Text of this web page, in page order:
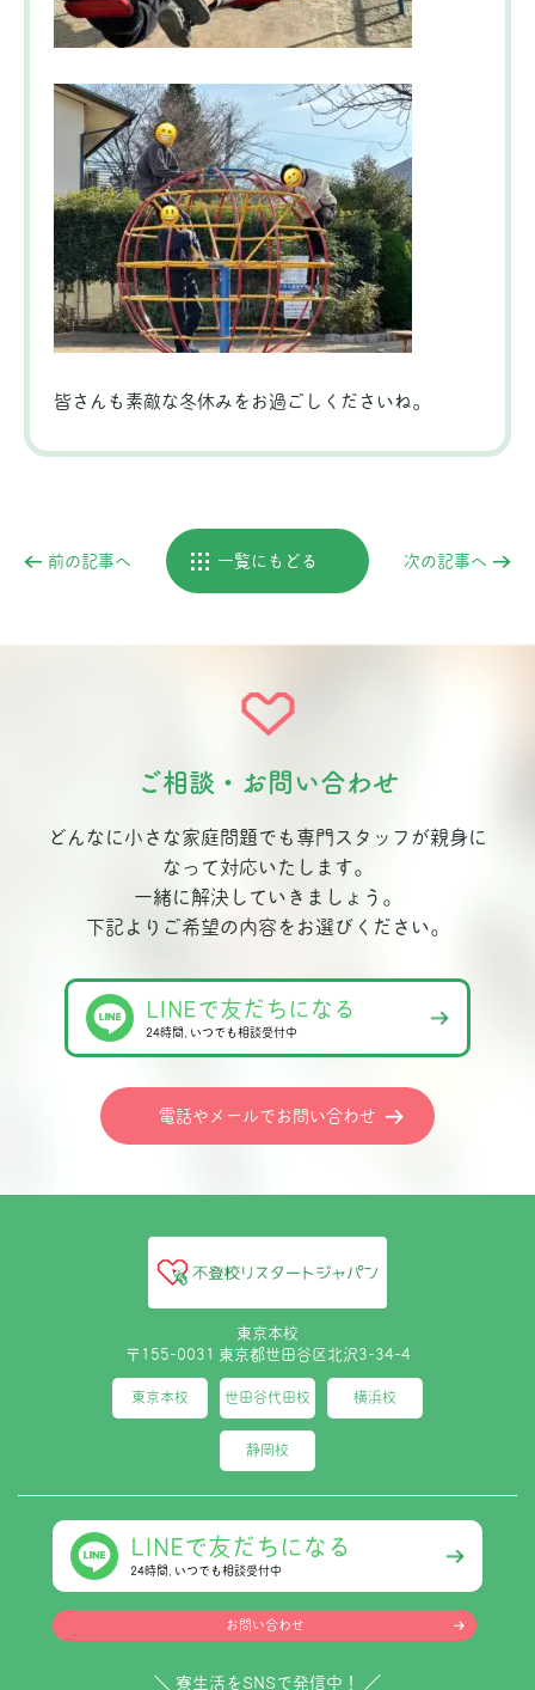
皆さんも素敵な冬休みをお過ごしくださいね。
前の記事へ 一覧にもどる 次の記事へ
ご相談・お問い合わせ
どんなに小さな家庭問題でも専門スタッフが親身に
なって対応いたします。
一緒に解決していきましょう。
下記よりご希望の内容をお選びください。
LINEで友だちになる
24時間､いつでも相談受付中
電話やメールでお問い合わせ
東京本校
〒155-0031 東京都世田谷区北沢3-34-4
東京本校 世田谷代田校 横浜校
静岡校
LINEで友だちになる
24時間､いつでも相談受付中
お問い合わせ
＼ 寮生活をSNSで発信中！ ／